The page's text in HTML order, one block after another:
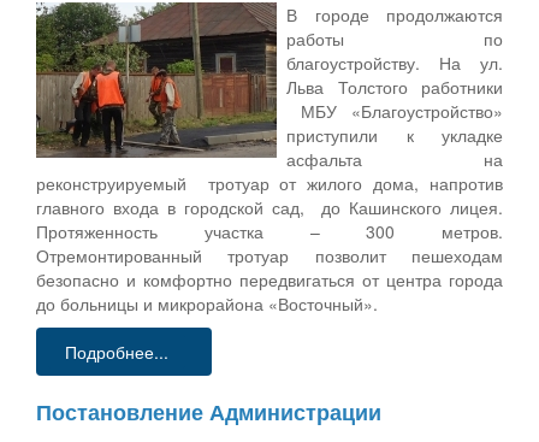
В городе продолжаются
работы по
благоустройству. На ул.
Льва Толстого работники
МБУ «Благоустройство»
приступили к укладке
асфальта на
реконструируемый тротуар от жилого дома, напротив
главного входа в городской сад, до Кашинского лицея.
Протяженность участка – 300 метров.
Отремонтированный тротуар позволит пешеходам
безопасно и комфортно передвигаться от центра города
до больницы и микрорайона «Восточный».
Подробнее...
Постановление Администрации